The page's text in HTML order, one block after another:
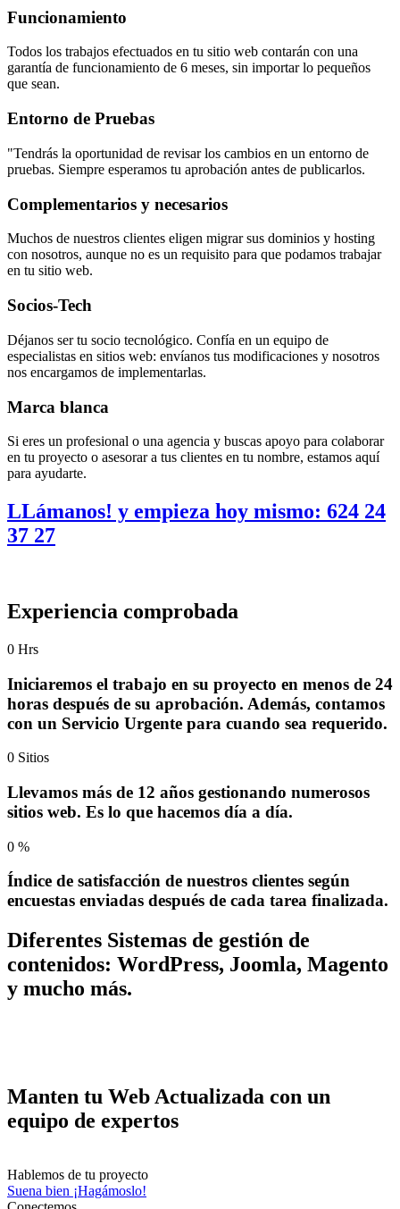
Funcionamiento
Todos los trabajos efectuados en tu sitio web contarán con una
garantía de funcionamiento de 6 meses, sin importar lo pequeños
que sean.
Entorno de Pruebas
"Tendrás la oportunidad de revisar los cambios en un entorno de
pruebas. Siempre esperamos tu aprobación antes de publicarlos.
Complementarios y necesarios
Muchos de nuestros clientes eligen migrar sus dominios y hosting
con nosotros, aunque no es un requisito para que podamos trabajar
en tu sitio web.
Socios-Tech
Déjanos ser tu socio tecnológico. Confía en un equipo de
especialistas en sitios web: envíanos tus modificaciones y nosotros
nos encargamos de implementarlas.
Marca blanca
Si eres un profesional o una agencia y buscas apoyo para colaborar
en tu proyecto o asesorar a tus clientes en tu nombre, estamos aquí
para ayudarte.
LLámanos! y empieza hoy mismo: 624 24
37 27
Experiencia comprobada
0 Hrs
Iniciaremos el trabajo en su proyecto en menos de 24
horas después de su aprobación. Además, contamos
con un Servicio Urgente para cuando sea requerido.
0 Sitios
Llevamos más de 12 años gestionando numerosos
sitios web. Es lo que hacemos día a día.
0 %
Índice de satisfacción de nuestros clientes según
encuestas enviadas después de cada tarea finalizada.
Diferentes Sistemas de gestión de
contenidos: WordPress, Joomla, Magento
y mucho más.
Manten tu Web Actualizada con un
equipo de expertos
Hablemos de tu proyecto
Suena bien ¡Hagámoslo!